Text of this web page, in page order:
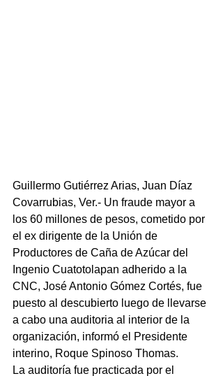
Guillermo Gutiérrez Arias, Juan Díaz
Covarrubias, Ver.- Un fraude mayor a
los 60 millones de pesos, cometido por
el ex dirigente de la Unión de
Productores de Caña de Azúcar del
Ingenio Cuatotolapan adherido a la
CNC, José Antonio Gómez Cortés, fue
puesto al descubierto luego de llevarse
a cabo una auditoria al interior de la
organización, informó el Presidente
interino, Roque Spinoso Thomas.
La auditoría fue practicada por el